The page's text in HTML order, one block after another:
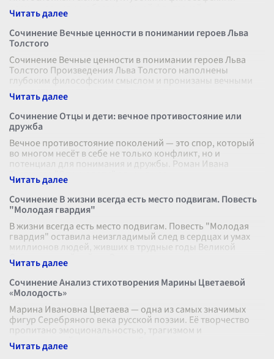
размышлениями и безграничной фантазией
Сочинение Вечные ценности в понимании героев Льва
Толстого
Сочинение Вечные ценности в понимании героев Льва
Толстого Произведения Льва Толстого наполнены
глубоким философским смыслом и пронизаны вечными
ценностями, которые остаются актуа
Сочинение Отцы и дети: вечное противостояние или
дружба
Вечное противостояние поколений — это спор, который
во многом несёт в себе не только конфликт, но и
потенциал для понимания и дружбы. Роман Ивана
Тургенева "Отцы и дети" открыл нов
Сочинение В жизни всегда есть место подвигам. Повесть
"Молодая гвардия"
В жизни всегда есть место подвигам. Повесть "Молодая
гвардия" оставила неизгладимый след в сердцах и умах
миллионов людей, живших в трудные годы Великой
Отечественной войны. Эта по
Сочинение Анализ стихотворения Марины Цветаевой
«Молодость»
Марина Ивановна Цветаева — одна из самых значимых
фигур Серебряного века русской поэзии. Её творчество
пропитано эмоциональностью, трагизмом и
неповторимой лиричностью. Стихотворен